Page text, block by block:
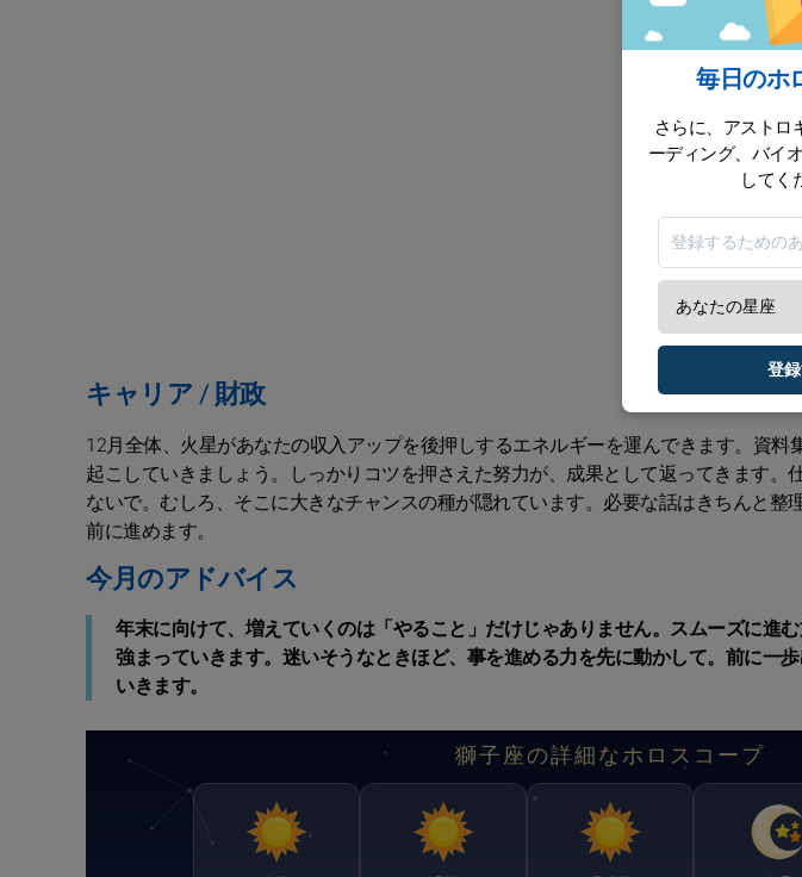
キャリア / 財政
12月全体、火星があなたの収入アップを後押しするエネルギーを運んできます。資料
起こしていきましょう。しっかりコツを押さえた努力が、成果として返ってきます。
ないで。むしろ、そこに大きなチャンスの種が隠れています。必要な話はきちんと整
前に進めます。
今月のアドバイス
年末に向けて、増えていくのは「やること」だけじゃありません。スムーズに進
強まっていきます。迷いそうなときほど、事を進める力を先に動かして。前に一
いきます。
獅子座の詳細なホロスコープ
毎日のホ
さらに、アストロ
ーディング、バイ
してく
登